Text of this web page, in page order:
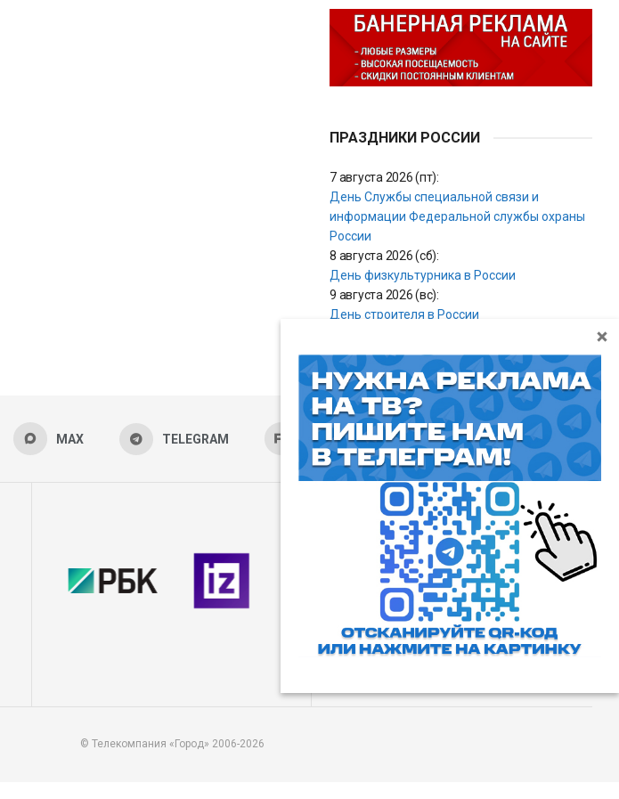
ПРАЗДНИКИ РОССИИ
7 августа 2026 (пт):
День Службы специальной связи и
информации Федеральной службы охраны
России
8 августа 2026 (сб):
День физкультурника в России
9 августа 2026 (вс):
День строителя в России
MAX TELEGRAM RUTUBE ОК ДЗЕН
Пользовательское соглашение
Все права защищены. Любое
использование материалов
допускается только с согласия
редакции, а также с ссылкой на
сайт.
© Телекомпания «Город» 2006-2026